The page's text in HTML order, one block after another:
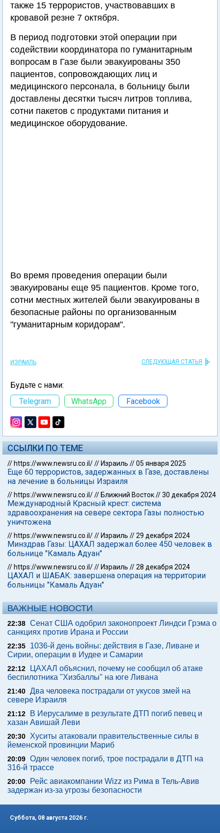
также 15 террористов, участвовавших в
кровавой резне 7 октября.
В период подготовки этой операции при
содействии координатора по гуманитарным
вопросам в Газе были эвакуированы 350
пациентов, сопровождающих лиц и
медицинского персонала, в больницу были
доставлены десятки тысяч литров топлива,
сотни пакетов с продуктами питания и
медицинское оборудование.
Во время проведения операции были
эвакуированы еще 95 пациентов. Кроме того,
сотни местных жителей были эвакуированы в
безопасные районы по организованным
"гуманитарным коридорам".
ИЗРАИЛЬ СЛЕДУЮЩАЯ СТАТЬЯ
Будьте с нами:
Telegram
WhatsApp Facebook
ССЫЛКИ ПО ТЕМЕ
// https://www.newsru.co.il/// Израиль //05 января 2025
Еще 60 террористов, задержанных в Газе, доставлены
на лечение в больницы Израиля
// https://www.newsru.co.il/// Ближний Восток//30 декабря 2024
Международный Красный крест: система
здравоохранения на севере сектора Газы полностью
уничтожена
// https://www.newsru.co.il/// Израиль //29 декабря 2024
Минздрав Газы: ЦАХАЛ задержал более 450 человек в
больнице "Камаль Адуан"
// https://www.newsru.co.il/// Израиль //28 декабря 2024
ЦАХАЛ и ШАБАК: завершена операция на территории
больницы "Камаль Адуан"
ВАЖНЫЕ НОВОСТИ
22:38 Сенат США одобрил законопроект Линдси Грэма о
санкциях против Ирана и России
22:35
1036-й день войны: действия в Газе, Ливане и
Сирии, операции в Иудее и Самарии
22:12
ЦАХАЛ объяснил, почему не сообщил об атаке
беспилотника "Хизбаллы" на юге Ливана
21:40 Два человека пострадали от укусов змей на
севере Израиля
21:12
В Иерусалиме в результате ДТП погиб певец и
хазан Авишай Леви
20:30
Хуситы атаковали правительственные силы в
йеменской провинции Мариб
20:09 Один человек погиб, трое пострадали в ДТП на
316-й трассе
20:00
Рейс авиакомпании Wizz из Рима в Тель-Авив
задержан из-за угрозы безопасности
Суббота, 08 августа 2026 г.